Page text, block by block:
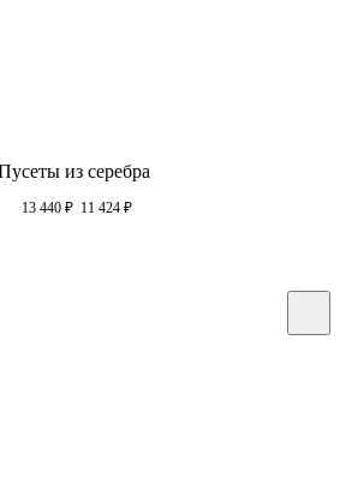
из серебра
13 440 ₽ 11 424 ₽